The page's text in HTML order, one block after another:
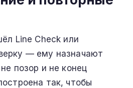
Line Check или
— ему назначают
позор и не конец
так, чтобы